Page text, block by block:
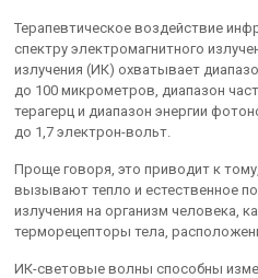
Терапевтическое воздействие
спектру электромагнитного
излучения (ИК) охватывает
до 100 микрометров, диапазон
терагерц и диапазон энергии
до 1,7 электрон-вольт.
Проще говоря, это приводит к
вызывают тепло и естественное
излучения на организм человека,
терморецепторы тела,
ИК-световые волны способны